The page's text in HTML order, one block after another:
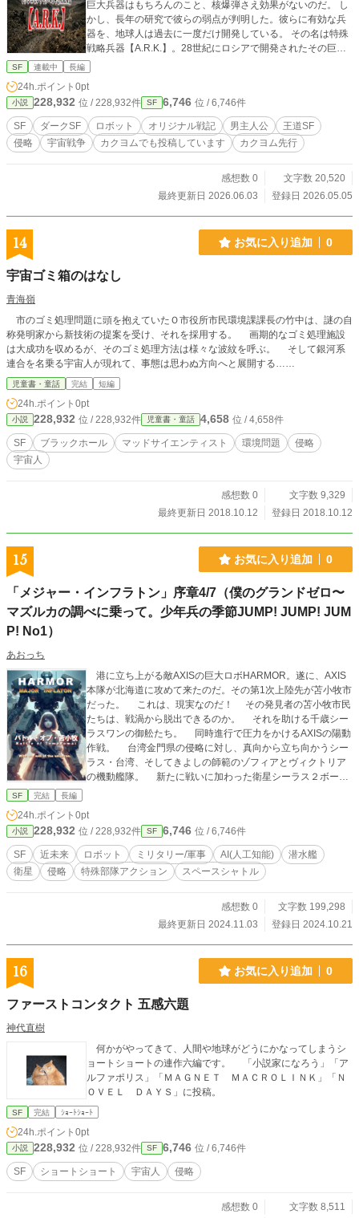
巨大兵器はもちろんのこと、核爆弾さえ効果がないのだ。 し
かし、長年の研究で彼らの弱点が判明した。彼らに有効な兵
器を、地球人は過去に一度だけ開発している。 その名は特殊
戦略兵器【A.R.K.】。28世紀にロシアで開発されたその巨大
兵器は、かつて"真・使用禁止兵器"と異名が付いたほど恐ろし
代えがたい"代償"を払わねばならないのだ。
SF 連載中 長編
24h.ポイント 0pt
小説 228,932 位 / 228,932件 SF 6,746 位 / 6,746件
SF ダークSF ロボット オリジナル戦記 男主人公
王道SF
侵略
宇宙戦争 カクヨムでも投稿しています カクヨム先行
感想数 0
文字数 20,520
最終更新日 2026.06.03
登録日 2026.05.05
14 お気に入り追加 0
宇宙ゴミ箱のはなし
青海嶺
市のゴミ処理問題に頭を抱えていたＯ市役所市民環境課課長の竹中は、謎の自
称発明家から新技術の提案を受け、それを採用する。 画期的なゴミ処理施設
は大成功を収めるが、そのゴミ処理方法は様々な波紋を呼ぶ。 そして銀河系
連合を名乗る宇宙人が現れて、事態は思わぬ方向へと展開する……
児童書・童話 完結 短編
24h.ポイント 0pt
小説 228,932 位 / 228,932件 児童書・童話 4,658 位 / 4,658件
SF ブラックホール マッドサイエンティスト 環境問題
侵略
宇宙人
感想数 0
文字数 9,329
最終更新日 2018.10.12
登録日 2018.10.12
15 お気に入り追加 0
「メジャー・インフラトン」序章4/7（僕のグランドゼロ〜
マズルカの調べに乗って。少年兵の季節JUMP! JUMP! JUM
P! No1）
あおっち
港に立ち上がる敵AXISの巨大ロボHARMOR。遂に、AXIS
本隊が北海道に攻めて来たのだ。その第1次上陸先が苫小牧市
だった。 これは、現実なのだ！ その発見者の苫小牧市民
たちは、戦渦から脱出できるのか。 それを助ける千歳シー
ラスワンの御舩たち。 同時進行で圧力をかけるAXISの陽動
作戦。 台湾金門県の侵略に対し、真向から立ち向かうシー
ラス・台湾、そしてきよしの師範のゾフィアとヴィクトリア
の機動艦隊。 新たに戦いに加わった衛星シーラス２ボーチ
５」からも目が離せない。 そして、遂に最強の敵「エキド
ナ」が目を覚ましたのだ……。 SF大河小説の前章譚、第4
部作。 是非ご覧ください。 ※加筆や修正が予告なしにあり
ます。
SF 完結 長編
24h.ポイント 0pt
小説 228,932 位 / 228,932件 SF 6,746 位 / 6,746件
SF 近未来 ロボット ミリタリー/軍事 AI(人工知能)
潜水艦
衛星
侵略 特殊部隊アクション スペースシャトル
感想数 0
文字数 199,298
最終更新日 2024.11.03
登録日 2024.10.21
16 お気に入り追加 0
ファーストコンタクト 五感六題
神代直樹
何かがやってきて、人間や地球がどうにかなってしまうシ
ョートショートの連作六編です。 「小説家になろう」「ア
ルファポリス」「ＭＡＧＮＥＴ ＭＡＣＲＯＬＩＮＫ」「Ｎ
ＯＶＥＬ ＤＡＹＳ」に投稿。
SF 完結 ｼｮｰﾄｼｮｰﾄ
24h.ポイント 0pt
小説 228,932 位 / 228,932件 SF 6,746 位 / 6,746件
SF ショートショート 宇宙人 侵略
感想数 0
文字数 8,511